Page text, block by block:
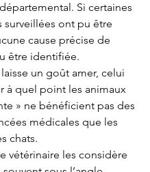
Si certaines
surveillées ont pu être
cause précise de
être identifiée.
un goût amer, celui
à quel point les animaux
» ne bénéficient pas des
médicales que les
chats.
vétérinaire les considère